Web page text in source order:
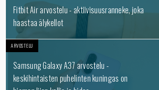
Fitbit Air arvostelu - aktiivisuusranneke, joka
haastaa älykellot
ARVOSTELU
Samsung Galaxy A37 arvostelu -
keskihintaisten puhelinten kuningas on